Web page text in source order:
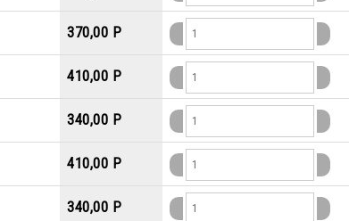
370,00 P
410,00 P
340,00 P
410,00 P
340,00 P